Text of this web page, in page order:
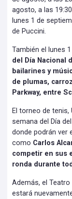
agosto, a las
lunes 1 de
de Puccini.
También el lunes
del Día Nacional
bailarines y
de plumas,
Parkway, entre
El torneo de tenis,
semana del Día
donde podrán ver
como Carlos
competir en sus
ronda durante
Además, el Teatro
estará